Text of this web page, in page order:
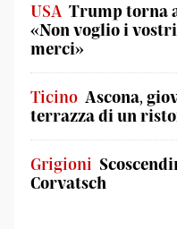
USA Trump torna
«Non voglio i
merci»
Ticino Ascona,
terrazza di un
Grigioni
Corvatsch